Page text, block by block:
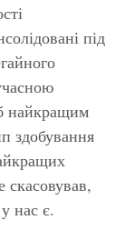
під
найкращим
здобування
скасовував,
нас є.